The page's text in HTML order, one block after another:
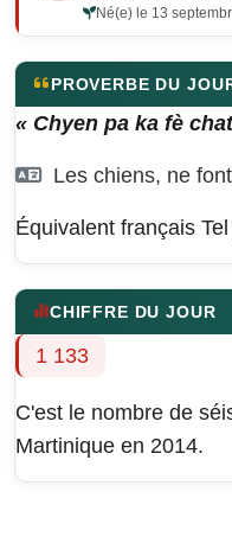
Né(e) le 13
PROVERBE DU
« Chyen pa ka fè
Les chiens, ne
Équivalent français
CHIFFRE DU JOUR
1 133
C'est le nombre de
Martinique en 2014.